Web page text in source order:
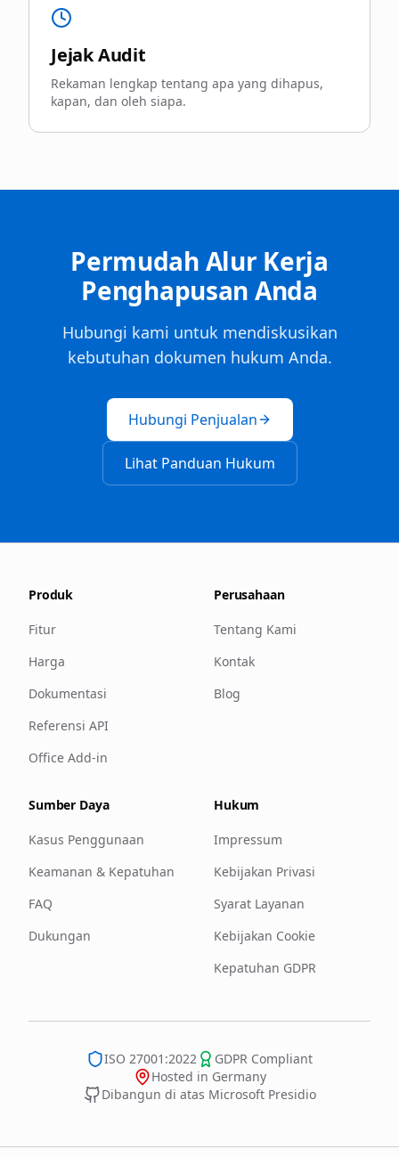
Jejak Audit
Rekaman lengkap tentang apa yang dihapus,
kapan, dan oleh siapa.
Permudah Alur Kerja
Penghapusan Anda
Hubungi kami untuk mendiskusikan
kebutuhan dokumen hukum Anda.
Hubungi Penjualan
Lihat Panduan Hukum
Produk
Fitur
Harga
Dokumentasi
Referensi API
Office Add-in
Perusahaan
Tentang Kami
Kontak
Blog
Sumber Daya
Kasus Penggunaan
Keamanan & Kepatuhan
FAQ
Dukungan
Hukum
Impressum
Kebijakan Privasi
Syarat Layanan
Kebijakan Cookie
Kepatuhan GDPR
ISO 27001:2022
GDPR Compliant
Hosted in Germany
Dibangun di atas Microsoft Presidio